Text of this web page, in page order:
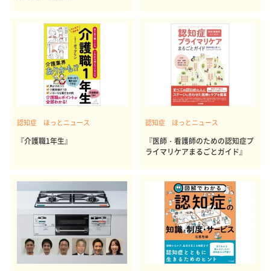
認知症 ほっとニュース
『介護職1年生』
認知症 ほっとニュース
『医師・看護師のための認知症プ
ライマリケアまるごとガイド』